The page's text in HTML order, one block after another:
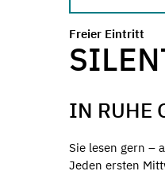
Freier Eintritt
IN RUHE
Sie lesen gern –
Jeden ersten